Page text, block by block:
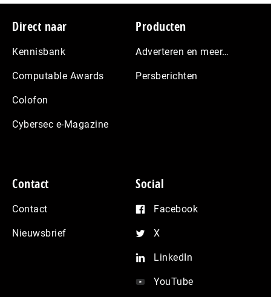
Footer
Direct naar
Kennisbank
Computable Awards
Colofon
Cybersec e-Magazine
Producten
Adverteren en meer…
Persberichten
Contact
Contact
Nieuwsbrief
Social
Facebook
X
LinkedIn
YouTube